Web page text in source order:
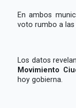
En ambos
voto rumbo a las
Los datos
Movimiento
hoy gobierna.